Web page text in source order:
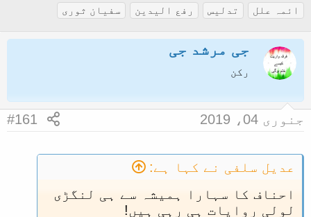
و
و
ع
ا
آ
ک
ا
غ
ائمہ علل تدلیس رفع الیدین سفیان ثوری
جی مرشد جی
رکن
جنوری 04، 2019 #161
عدیل سلفی نے کہا ہے:
احناف کا سہارا ہمیشہ سے ہی لنگڑی
لولی روایات ہی رہی ہیں!